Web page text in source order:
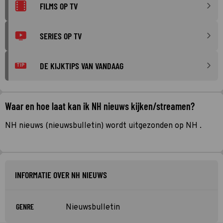
FILMS OP TV
SERIES OP TV
TIP DE KIJKTIPS VAN VANDAAG
Waar en hoe laat kan ik NH nieuws kijken/streamen?
NH nieuws (nieuwsbulletin) wordt uitgezonden op NH .
INFORMATIE OVER NH NIEUWS
GENRE Nieuwsbulletin